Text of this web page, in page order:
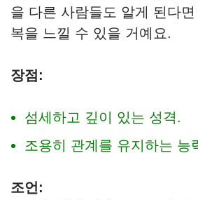
을 다른 사람들도 알게 된다
복을 느낄 수 있을 거예요.
장점:
섬세하고 깊이 있는 성격.
조용히 관계를 유지하는 능
조언: